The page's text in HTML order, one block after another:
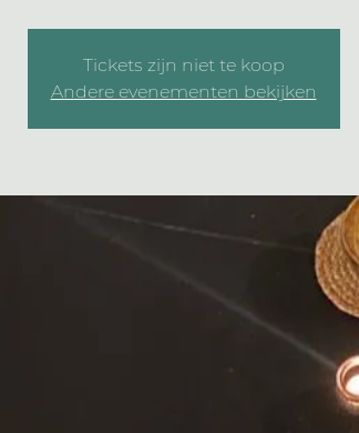
Tickets zijn niet te koop
Andere evenementen bekijken